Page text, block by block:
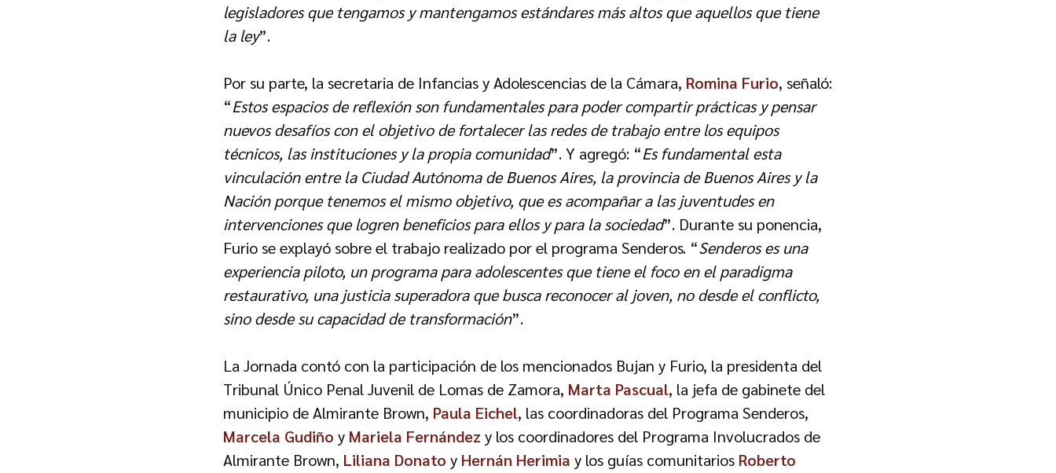
legisladores que tengamos y mantengamos estándares más altos que aquellos que tiene
la ley”.
Por su parte, la secretaria de Infancias y Adolescencias de la Cámara, Romina Furio, señaló:
“Estos espacios de reflexión son fundamentales para poder compartir prácticas y pensar
nuevos desafíos con el objetivo de fortalecer las redes de trabajo entre los equipos
técnicos, las instituciones y la propia comunidad”. Y agregó: “Es fundamental esta
vinculación entre la Ciudad Autónoma de Buenos Aires, la provincia de Buenos Aires y la
Nación porque tenemos el mismo objetivo, que es acompañar a las juventudes en
intervenciones que logren beneficios para ellos y para la sociedad”. Durante su ponencia,
Furio se explayó sobre el trabajo realizado por el programa Senderos. “Senderos es una
experiencia piloto, un programa para adolescentes que tiene el foco en el paradigma
restaurativo, una justicia superadora que busca reconocer al joven, no desde el conflicto,
sino desde su capacidad de transformación”.
La Jornada contó con la participación de los mencionados Bujan y Furio, la presidenta del
Tribunal Único Penal Juvenil de Lomas de Zamora, Marta Pascual, la jefa de gabinete del
municipio de Almirante Brown, Paula Eichel, las coordinadoras del Programa Senderos,
Marcela Gudiño y Mariela Fernández y los coordinadores del Programa Involucrados de
Almirante Brown, Liliana Donato y Hernán Herimia y los guías comunitarios Roberto